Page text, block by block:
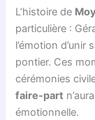
L’histoire de
particulière :
l’émotion
pontier. Ces
cérémonies
faire-part
émotionnelle.